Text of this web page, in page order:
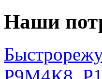
Наши